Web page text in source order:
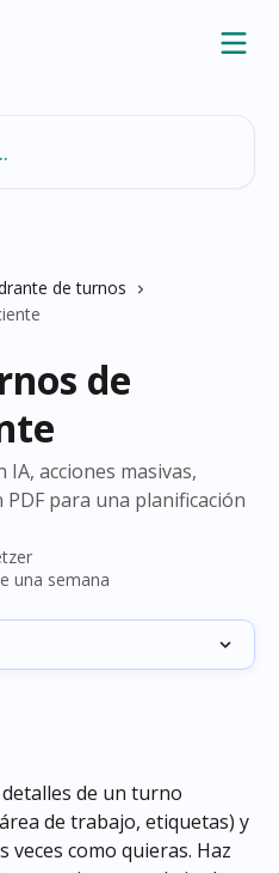
de turnos
de
acciones masivas,
para una planificación
una semana
de un turno
de trabajo, etiquetas) y
como quieras. Haz